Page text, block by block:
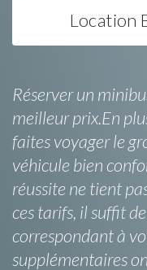
Location
Réserver un
meilleur prix.En
faites voyager le
véhicule bien
réussite ne tient
ces tarifs, il suffit
correspondant à
supplémentaires